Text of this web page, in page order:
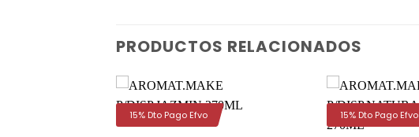
PRODUCTOS RELACIONADOS
15% Dto Pago Efvo 15% Dto Pago Efvo